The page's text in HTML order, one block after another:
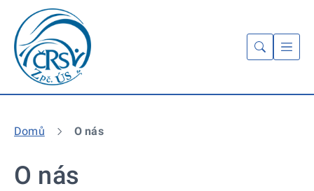
Domů O nás
O nás